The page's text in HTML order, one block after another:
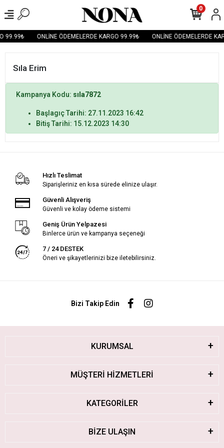
99.99₺ ONLİNE ÖDEMELERDE KARGO 99.99₺ ONLİNE ÖDEMELERDE
0
Sıla Erim
Kampanya Kodu: sıla7872
Başlagıç Tarihi: 27.11.2023 16:42
Bitiş Tarihi: 15.12.2023 14:30
Hızlı Teslimat
Siparişleriniz en kısa sürede elinize ulaşır.
Güvenli Alışveriş
Güvenli ve kolay ödeme sistemi
Geniş Ürün Yelpazesi
Binlerce ürün ve kampanya seçeneği
7 / 24 DESTEK
Öneri ve şikayetlerinizi bize iletebilirsiniz.
Bizi Takip Edin
KURUMSAL
MÜŞTERİ HİZMETLERİ
KATEGORİLER
BİZE ULAŞIN